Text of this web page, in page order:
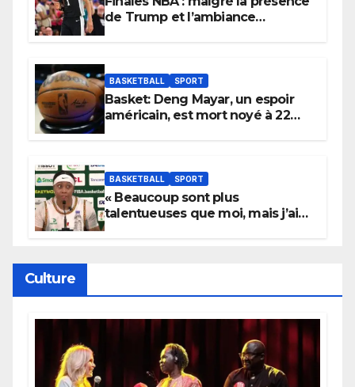
de Trump et l’ambiance
BASKETBALL SPORT
Basket: Deng Mayar, un espoir
américain, est mort noyé à 22
BASKETBALL SPORT
« Beaucoup sont plus
talentueuses que moi, mais j’ai
Culture